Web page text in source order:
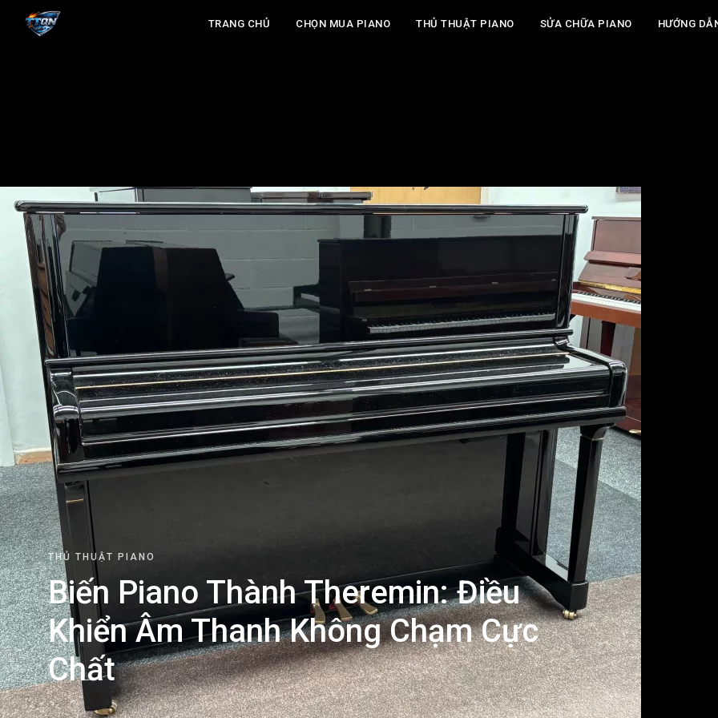
TRANG CHỦ CHỌN MUA PIANO THỦ THUẬT PIANO SỬA CHỮA PIANO HƯỚNG
THỦ THUẬT PIANO
Biến Piano Thành Theremin: Điều
Khiển Âm Thanh Không Chạm Cực
Chất